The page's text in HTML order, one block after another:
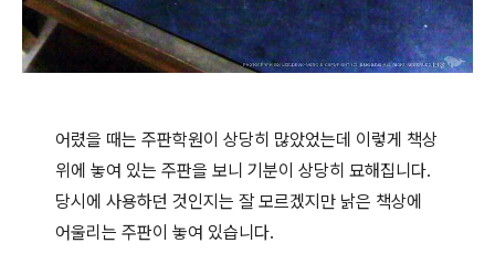
어렸을 때는 주판학원이 상당히 많았었는데 이렇게 책상
위에 놓여 있는 주판을 보니 기분이 상당히 묘해집니다.
당시에 사용하던 것인지는 잘 모르겠지만 낡은 책상에
어울리는 주판이 놓여 있습니다.